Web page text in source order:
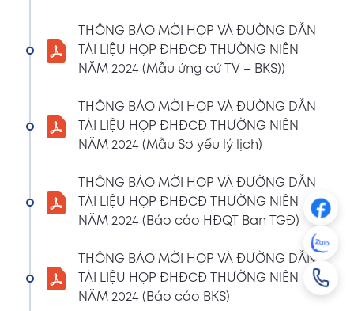
08/01/2024
4:38 PM
CHỨNG NHẬN ĐĂNG KÝ HOẠT ĐỘNG CHI
NHÁNH MÃ SỐ 2600106523-002
Xem PDF
04/01/2024
CBTT VỀ QUYẾT ĐỊNH MIỄN NHIỆM PTGĐ
04/01/2024
CBTT VỀ QUYẾT ĐỊNH BỔ NHIỆM PTGĐ KHỐI
HỖ TRỢ
Xem PDF
18/12/2023
4:48 PM
THÔNG BÁO MỜI HỌP VÀ ĐƯỜNG DẪN
TÀI LIỆU HỌP ĐHĐCĐ THƯỜNG NIÊN
NĂM 2024 (Mẫu ứng cử TV – BKS))
THÔNG BÁO MỜI HỌP VÀ ĐƯỜNG DẪN
TÀI LIỆU HỌP ĐHĐCĐ THƯỜNG NIÊN
NĂM 2024 (Mẫu Sơ yếu lý lịch)
THÔNG BÁO MỜI HỌP VÀ ĐƯỜNG DẪN
TÀI LIỆU HỌP ĐHĐCĐ THƯỜNG NIÊN
NĂM 2024 (Báo cáo HĐQT Ban TGĐ)
THÔNG BÁO MỜI HỌP VÀ ĐƯỜNG DẪN
TÀI LIỆU HỌP ĐHĐCĐ THƯỜNG NIÊN
NĂM 2024 (Báo cáo BKS)